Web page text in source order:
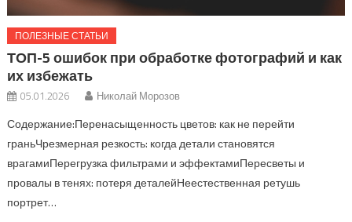
ПОЛЕЗНЫЕ СТАТЬИ
ТОП-5 ошибок при обработке фотографий и как
их избежать
05.01.2026 Николай Морозов
Содержание:Перенасыщенность цветов: как не перейти
граньЧрезмерная резкость: когда детали становятся
врагамиПерегрузка фильтрами и эффектамиПересветы и
провалы в тенях: потеря деталейНеестественная ретушь
портрет…